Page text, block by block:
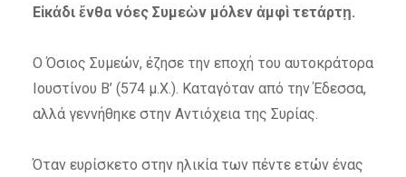
Εἰκάδι ἔνθα νόες Συμεὼν μόλεν ἀμφὶ τετάρτῃ.
Ο Όσιος Συμεών, έζησε την εποχή του αυτοκράτορα
Ιουστίνου Β’ (574 μ.Χ.). Καταγόταν από την Έδεσσα,
αλλά γεννήθηκε στην Αντιόχεια της Συρίας.
Όταν ευρίσκετο στην ηλικία των πέντε ετών ένας